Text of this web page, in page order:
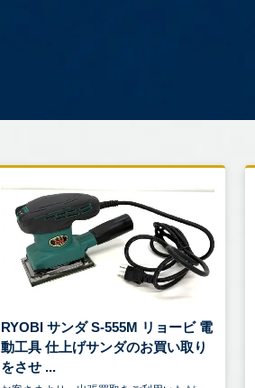
RYOBI サンダ S-555M リョービ 電
動工具 仕上げサンダのお買い取り
をさせ ...